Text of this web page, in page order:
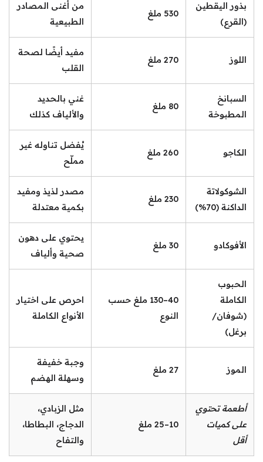
بذور اليقطين
(القرع)
530 ملغ
من أغنى المصادر
الطبيعية
اللوز 270 ملغ
مفيد أيضًا لصحة
القلب
السبانخ
المطبوخة
80 ملغ
غني بالحديد
والألياف كذلك
الكاجو 260 ملغ
يُفضل تناوله غير
مملّح
الشوكولاتة
الداكنة (70%)
230 ملغ
مصدر لذيذ ومفيد
بكمية معتدلة
الأفوكادو 30 ملغ
يحتوي على دهون
صحية وألياف
الحبوب
الكاملة
(شوفان/
برغل)
40–130 ملغ حسب
النوع
احرص على اختيار
الأنواع الكاملة
الموز 27 ملغ
وجبة خفيفة
وسهلة الهضم
أطعمة تحتوي
على كميات
أقل
10–25 ملغ
مثل الزبادي،
الدجاج، البطاطا،
والتفاح